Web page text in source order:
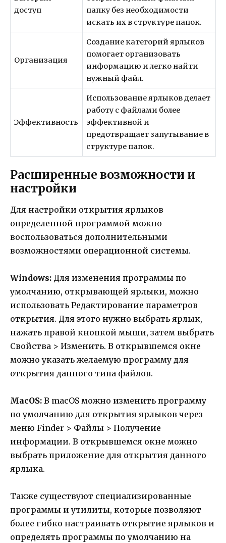
доступ
папку без необходимости
искать их в структуре папок.
Организация
Создание категорий ярлыков
помогает организовать
информацию и легко найти
нужный файл.
Эффективность
Использование ярлыков делает
работу с файлами более
эффективной и
предотвращает запутывание в
структуре папок.
Расширенные возможности и
настройки
Для настройки открытия ярлыков
определенной программой можно
воспользоваться дополнительными
возможностями операционной системы.
Windows: Для изменения программы по
умолчанию, открывающей ярлыки, можно
использовать Редактирование параметров
открытия. Для этого нужно выбрать ярлык,
нажать правой кнопкой мыши, затем выбрать
Свойства > Изменить. В открывшемся окне
можно указать желаемую программу для
открытия данного типа файлов.
MacOS: В macOS можно изменить программу
по умолчанию для открытия ярлыков через
меню Finder > Файлы > Получение
информации. В открывшемся окне можно
выбрать приложение для открытия данного
ярлыка.
Также существуют специализированные
программы и утилиты, которые позволяют
более гибко настраивать открытие ярлыков и
определять программы по умолчанию на